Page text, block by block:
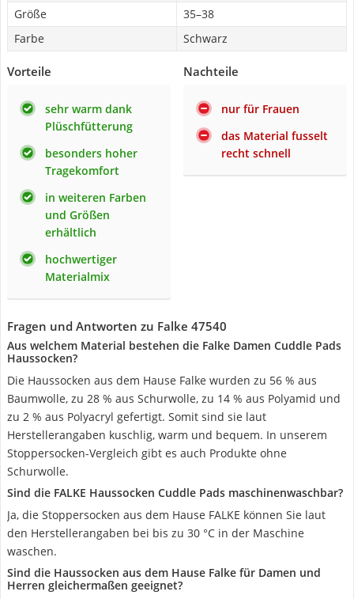
Größe
35–38
Farbe
Schwarz
Vorteile
sehr warm dank
Plüschfütterung
besonders hoher
Tragekomfort
in weiteren Farben
und Größen
erhältlich
hochwertiger
Materialmix
Nachteile
nur für Frauen
das Material fusselt
recht schnell
Fragen und Antworten zu Falke 47540
Aus welchem Material bestehen die Falke Damen Cuddle Pads
Haussocken?
Die Haussocken aus dem Hause Falke wurden zu 56 % aus
Baumwolle, zu 28 % aus Schurwolle, zu 14 % aus Polyamid und
zu 2 % aus Polyacryl gefertigt. Somit sind sie laut
Herstellerangaben kuschlig, warm und bequem. In unserem
Stoppersocken-Vergleich gibt es auch Produkte ohne
Schurwolle.
Sind die FALKE Haussocken Cuddle Pads maschinenwaschbar?
Ja, die Stoppersocken aus dem Hause FALKE können Sie laut
den Herstellerangaben bei bis zu 30 °C in der Maschine
waschen.
Sind die Haussocken aus dem Hause Falke für Damen und
Herren gleichermaßen geeignet?